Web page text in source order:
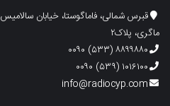
ماگری، پلاک۲
۸۸۹۹۸۸۰ (۵۳۳) ۰۰۹۰
۱۰۱۶۱۰۰ (۵۳۹) ۰۰۹۰
info@radiocyp.com